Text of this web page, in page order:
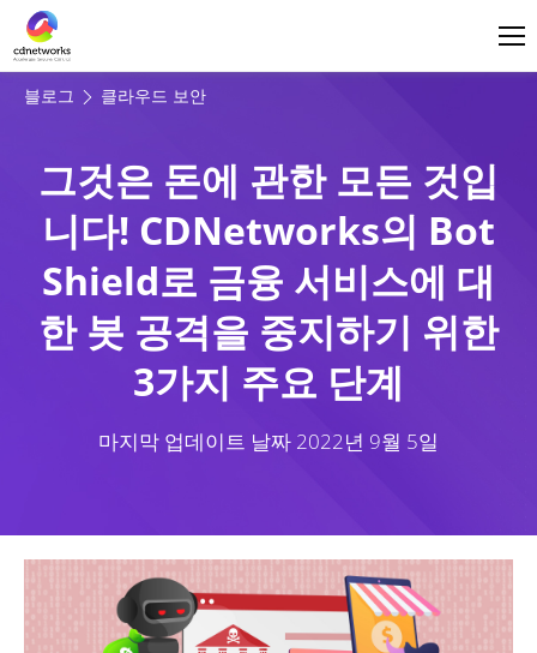
블로그 클라우드 보안
그것은 돈에 관한 모든 것입
니다! CDNetworks의 Bot
Shield로 금융 서비스에 대
한 봇 공격을 중지하기 위한
3가지 주요 단계
마지막 업데이트 날짜 2022년 9월 5일